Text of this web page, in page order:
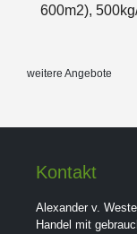
600m2),
weitere Angebote
Kontakt
Alexander v.
Handel mit